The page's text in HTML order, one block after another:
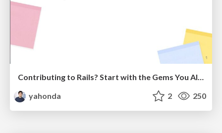
Contributing to Rails? Start with the Gems You Already Use
yahonda
2 250